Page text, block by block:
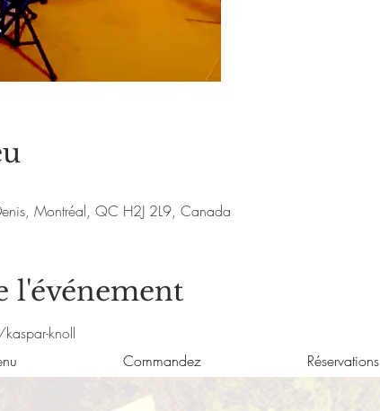
Montréal, QC H2J 2L9, Canada
l'événement
knoll
Commandez Réservations